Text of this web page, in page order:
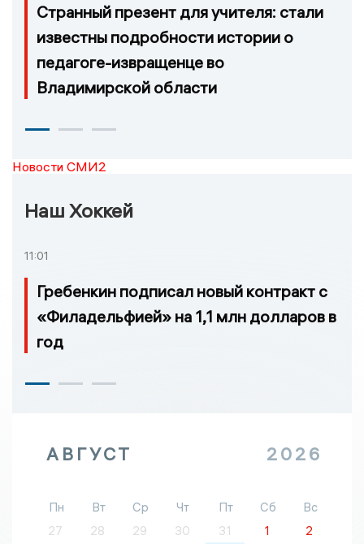
Странный презент для учителя: стали
известны подробности истории о
педагоге-извращенце во
Владимирской области
Новости СМИ2
Наш Хоккей
11:01
Гребенкин подписал новый контракт с
«Филадельфией» на 1,1 млн долларов в
год
АВГУСТ 2026
Пн Вт Ср Чт Пт Сб
Вс
27
28 29 30 31 1
2